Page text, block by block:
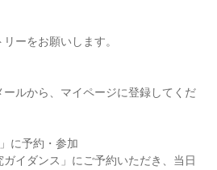
ーをお願いします。
ルから、マイページに登録してくだ
に予約・参加
イダンス」にご予約いただき、当日